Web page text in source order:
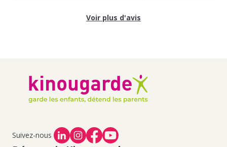
Voir plus d'avis
Suivez-nous